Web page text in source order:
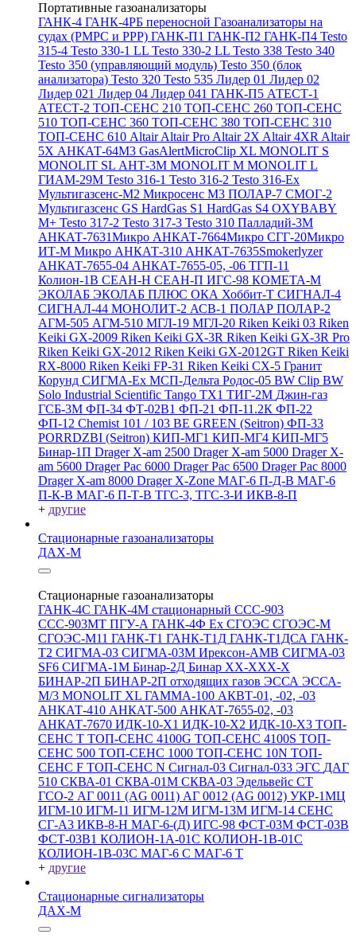
Портативные газоанализаторы
ГАНК-4 ГАНК-4РБ переносной Газоанализаторы на
судах (РМРС и РРР) ГАНК-П1 ГАНК-П2 ГАНК-П4 Testo
315-4 Testo 330-1 LL Testo 330-2 LL Testo 338 Testo 340
Testo 350 (управляющий модуль) Testo 350 (блок
анализатора) Testo 320 Testo 535 Лидер 01 Лидер 02
Лидер 021 Лидер 04 Лидер 041 ГАНК-П5 АТЕСТ-1
АТЕСТ-2 ТОП-СЕНС 210 ТОП-СЕНС 260 ТОП-СЕНС
510 ТОП-СЕНС 360 ТОП-СЕНС 380 ТОП-СЕНС 310
ТОП-СЕНС 610 AltairAltair Pro Altair 2X Altair 4XR Altair
5X АНКАТ-64М3 GasAlertMicroClip XL MONOLIT S
MONOLIT SL АНТ-3М MONOLIT M MONOLIT L
ГИАМ-29М Testo 316-1 Testo 316-2 Testo 316-Ex
Мультигазсенс-М2 Микросенс М3 ПОЛАР-7 СМОГ-2
Мультигазсенс GS HardGas S1 HardGas S4 OXYBABY
M+ Testo 317-2 Testo 317-3 Testo 310 Палладий-3М
АНКАТ-7631Микро АНКАТ-7664Микро СГГ-20Микро
ИТ-М Микро АНКАТ-310 АНКАТ-7635Smokerlyzer
АНКАТ-7655-04 АНКАТ-7655-05, -06 ТГП-11
Колион-1В СЕАН-Н СЕАН-П ИГС-98 КОМЕТА-М
ЭКОЛАБ ЭКОЛАБ ПЛЮС ОКА Хоббит-Т СИГНАЛ-4
СИГНАЛ-44 МОНОЛИТ-2 АСВ-1 ПОЛАР ПОЛАР-2
АГМ-505 АГМ-510 МГЛ-19 МГЛ-20 Riken Keiki 03 Riken
Keiki GX-2009 Riken Keiki GX-3R Riken Keiki GX-3R Pro
Riken Keiki GX-2012 Riken Keiki GX-2012GT Riken Keiki
RX-8000 Riken Keiki FP-31 Riken Keiki CX-5 Гранит
Корунд СИГМА-Ех МСП-Дельта Родос-05 BW Clip BW
Solo Industrial Scientific Tango TX1 ТИГ-2М Джин-газ
ГСБ-3М ФП-34 ФТ-02В1 ФП-21 ФП-11.2К ФП-22
ФП-12 Chemist 101 / 103 BE GREEN (Seitron) ФП-33
PORRDZBI (Seitron) КИП-МГ1 КИП-МГ4 КИП-МГ5
Бинар-1П Drager X-am 2500 Drager X-am 5000 Drager X-
am 5600 Drager Pac 6000 Drager Pac 6500 Drager Pac 8000
Drager X-am 8000 Drager X-Zone МАГ-6 П-Д-В МАГ-6
П-К-В МАГ-6 П-Т-В ТГС-3, ТГС-3-И ИКВ-8-П
+ другие
Стационарные газоанализаторы
ДАХ-М
Стационарные газоанализаторы
ГАНК-4С ГАНК-4М стационарный ССС-903
ССС-903МТ ПГУ-А ГАНК-4Ф Ex СГОЭС СГОЭС-М
СГОЭС-М11 ГАНК-Т1 ГАНК-Т1Д ГАНК-Т1ДСА ГАНК-
Т2 СИГМА-03 СИГМА-03М Ирексон-АМВ СИГМА-03
SF6 СИГМА-1М Бинар-2Д Бинар ХХ-ХХХ-Х
БИНАР-2П БИНАР-2П отходящих газов ЭССА ЭССА-
М/3 MONOLIT XL ГАММА-100 АКВТ-01, -02, -03
АНКАТ-410 АНКАТ-500 АНКАТ-7655-02, -03
АНКАТ-7670 ИДК-10-Х1 ИДК-10-Х2 ИДК-10-Х3 ТОП-
СЕНС Т ТОП-СЕНС 4100G ТОП-СЕНС 4100S ТОП-
СЕНС 500 ТОП-СЕНС 1000 ТОП-СЕНС 10N ТОП-
СЕНС F ТОП-СЕНС N Сигнал-03 Сигнал-033 ЭГС ДАГ
510 СКВА-01 СКВА-01М СКВА-03 Эдельвейс СТ
ГСО-2 АГ 0011 (AG 0011) АГ 0012 (AG 0012) УКР-1МЦ
ИГМ-10 ИГМ-11 ИГМ-12М ИГМ-13М ИГМ-14 СЕНС
СГ-А3 ИКВ-8-Н МАГ-6-(Д) ИГС-98 ФСТ-03М ФСТ-03В
ФСТ-03В1 КОЛИОН-1А-01С КОЛИОН-1В-01С
КОЛИОН-1В-03С МАГ-6 С МАГ-6 Т
+ другие
Стационарные сигнализаторы
ДАХ-М